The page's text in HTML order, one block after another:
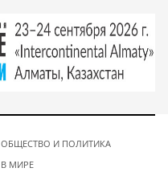
ОБЩЕСТВО И ПОЛИТИКА
В МИРЕ